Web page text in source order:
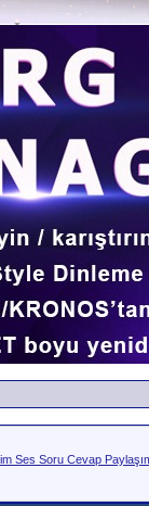
Ses Soru Cevap